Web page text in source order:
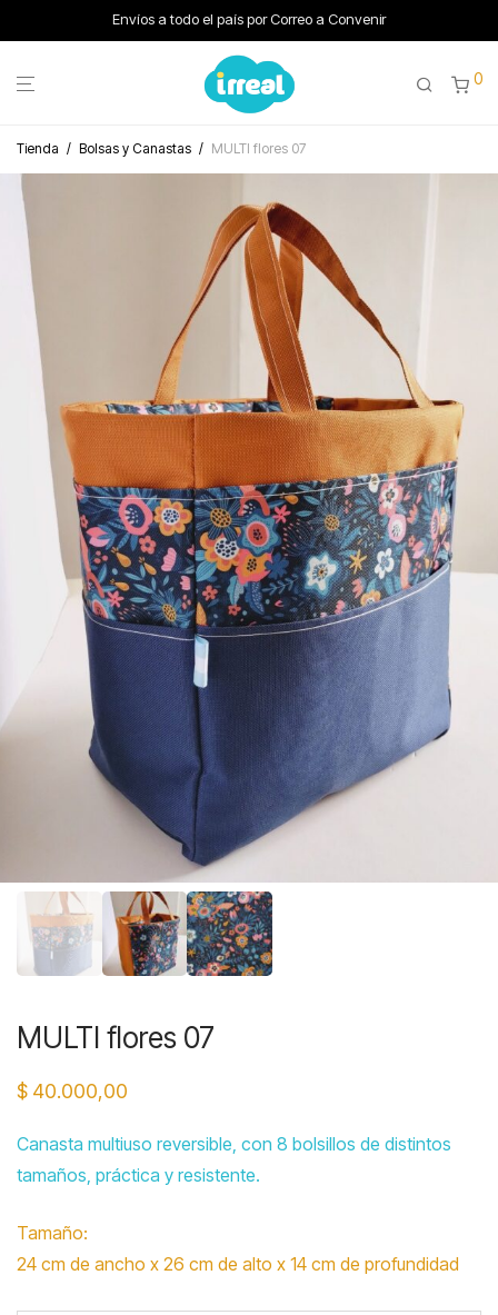
Envíos a todo el país por Correo a Convenir
0
Tienda / Bolsas y Canastas / MULTI flores 07
MULTI flores 07
$ 40.000,00
Canasta multiuso reversible, con 8 bolsillos de distintos
tamaños, práctica y resistente.
Tamaño:
24 cm de ancho x 26 cm de alto x 14 cm de profundidad